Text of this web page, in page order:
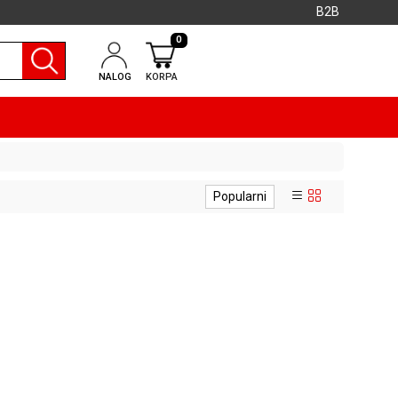
B2B
NALOG KORPA
0
Popularni